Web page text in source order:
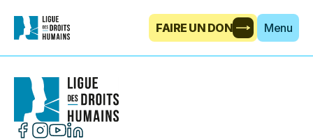
FAIRE UN DON Menu